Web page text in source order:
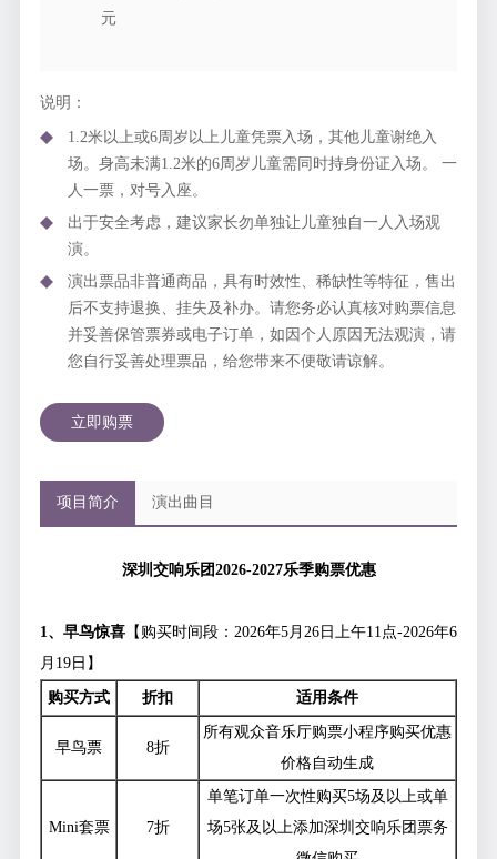
元
说明：
1.2米以上或6周岁以上儿童凭票入场，其他儿童谢绝入
场。身高未满1.2米的6周岁儿童需同时持身份证入场。 一
人一票，对号入座。
出于安全考虑，建议家长勿单独让儿童独自一人入场观
演。
演出票品非普通商品，具有时效性、稀缺性等特征，售出
后不支持退换、挂失及补办。请您务必认真核对购票信息
并妥善保管票券或电子订单，如因个人原因无法观演，请
您自行妥善处理票品，给您带来不便敬请谅解。
立即购票
项目简介 演出曲目
深圳交响乐团2026-2027乐季购票优惠
1 、早鸟惊喜 【购买时间段：2026年5月26日上午11点-2026年6
月19日】
购买方式 折扣 适用条件
早鸟票 8折
所有观众音乐厅购票小程序购买优惠
价格自动生成
Mini套票 7折
单笔订单一次性购买5场及以上或单
场5张及以上添加深圳交响乐团票务